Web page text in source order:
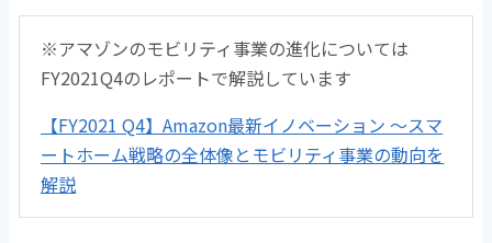
※アマゾンのモビリティ事業の進化については
FY2021Q4のレポートで解説しています
【FY2021 Q4】Amazon最新イノベーション ～スマ
ートホーム戦略の全体像とモビリティ事業の動向を
解説